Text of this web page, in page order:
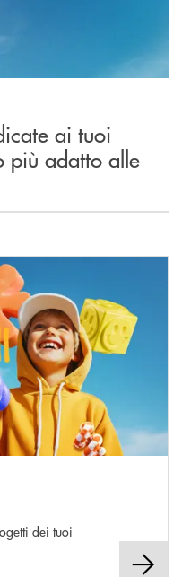
ai tuoi
più adatto alle
dei tuoi